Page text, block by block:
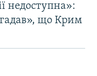
недоступна»:
що Крим